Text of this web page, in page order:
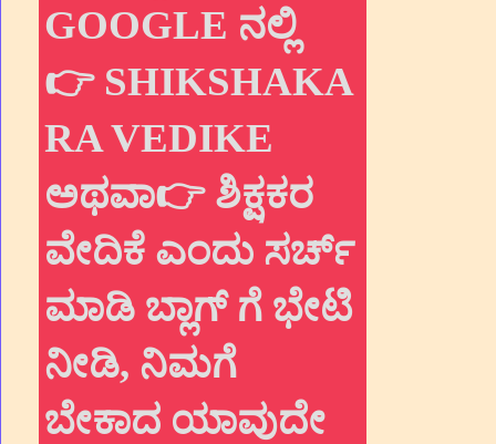
GOOGLE ನಲ್ಲಿ
👉 SHIKSHAKA
RA VEDIKE
ಅಥವಾ👉 ಶಿಕ್ಷಕರ
ವೇದಿಕೆ ಎಂದು ಸರ್ಚ್
ಮಾಡಿ ಬ್ಲಾಗ್ ಗೆ ಭೇಟಿ
ನೀಡಿ, ನಿಮಗೆ
ಬೇಕಾದ ಯಾವುದೇ